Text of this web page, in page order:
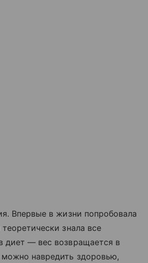
Впервые в жизни попробовала
знала все
диет — вес возвращается в
навредить здоровью,